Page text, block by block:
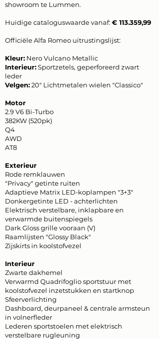
showroom te Lummen.
Huidige cataloguswaarde vanaf: € 113.359,99
Officiële Alfa Romeo uitrustingslijst:
Kleur: Nero Vulcano Metallic
Interieur:Sportzetels, geperforeerd zwart
leder
Velgen:20" Lichtmetalen wielen "Classico"
Motor
2.9 V6 Bi-Turbo
382KW (520pk)
Q4
AWD
AT8
Exterieur
Rode remklauwen
"Privacy" getinte ruiten
Adaptieve Matrix LED-koplampen "3+3"
Donkergetinte LED - achterlichten
Elektrisch verstelbare, inklapbare en
verwarmde buitenspiegels
Dark Gloss grille vooraan (V)
Raamlijsten "Glossy Black"
Zijskirts in koolstofvezel
Interieur
Zwarte dakhemel
Verwarmd Quadrifoglio sportstuur met
koolstofvezel inzetstukken en startknop
Sfeerverlichting
Dashboard, deurpaneel & centrale armsteun
in volnerfleder
Lederen sportstoelen met elektrisch
verstelbare rugleuning